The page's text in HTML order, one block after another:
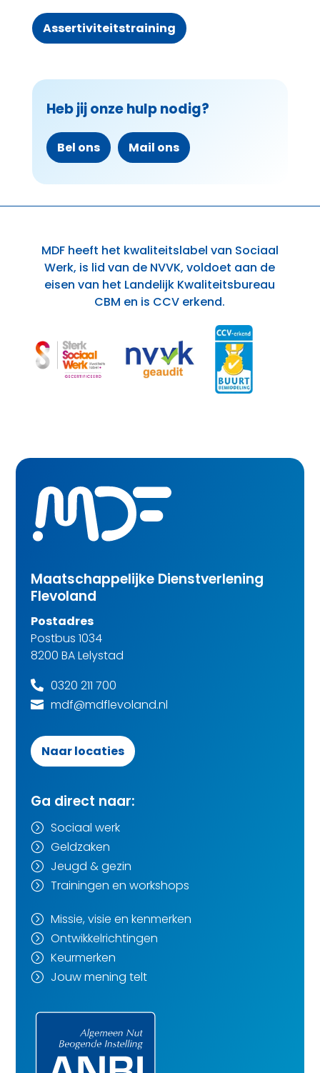
Assertiviteitstraining
Heb jij onze hulp nodig?
Bel ons Mail ons
MDF heeft het kwaliteitslabel van Sociaal
Werk, is lid van de NVVK, voldoet aan de
eisen van het Landelijk Kwaliteitsbureau
CBM en is CCV erkend.
Maatschappelijke Dienstverlening
Flevoland
Postadres
Postbus 1034
8200 BA Lelystad
 0320 211 700
 mdf@mdflevoland.nl
Naar locaties
Ga direct naar:
= Sociaal werk
= Geldzaken
= Jeugd & gezin
= Trainingen en workshops
= Missie, visie en kenmerken
= Ontwikkelrichtingen
= Keurmerken
= Jouw mening telt